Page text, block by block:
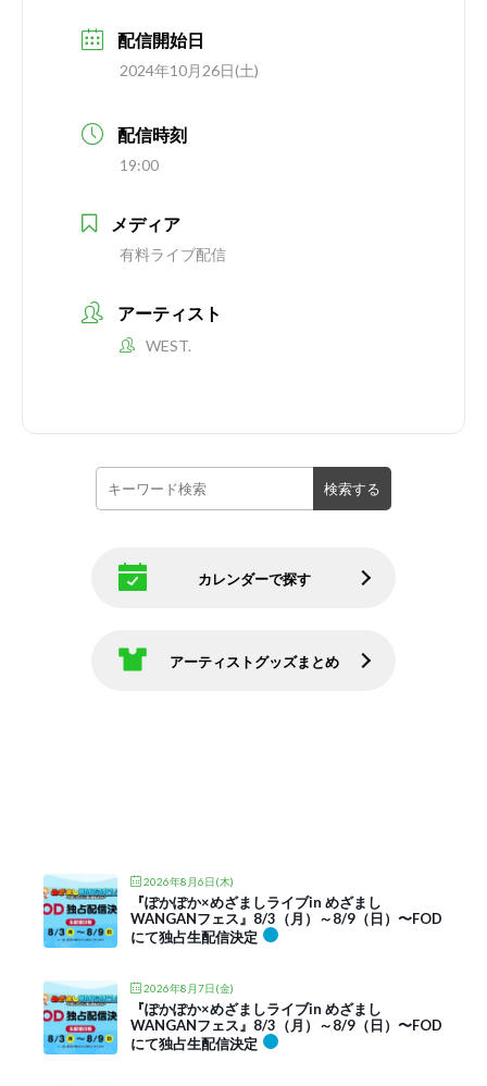
配信開始日
2024年10月26日(土)
配信時刻
19:00
メディア
有料ライブ配信
アーティスト
WEST.
カレンダーで探す
アーティストグッズまとめ
2026年8月6日(木)
『ぽかぽか×めざましライブin めざまし
WANGANフェス』8/3（月）～8/9（日）〜FOD
にて独占生配信決定
2026年8月7日(金)
『ぽかぽか×めざましライブin めざまし
WANGANフェス』8/3（月）～8/9（日）〜FOD
にて独占生配信決定